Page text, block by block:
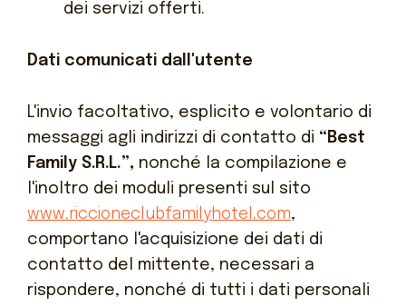
dei servizi offerti.
Dati comunicati dall'utente
L'invio facoltativo, esplicito e volontario di
messaggi agli indirizzi di contatto di “Best
Family S.R.L.”, nonché la compilazione e
l'inoltro dei moduli presenti sul sito
www.riccioneclubfamilyhotel.com,
comportano l'acquisizione dei dati di
contatto del mittente, necessari a
rispondere, nonché di tutti i dati personali